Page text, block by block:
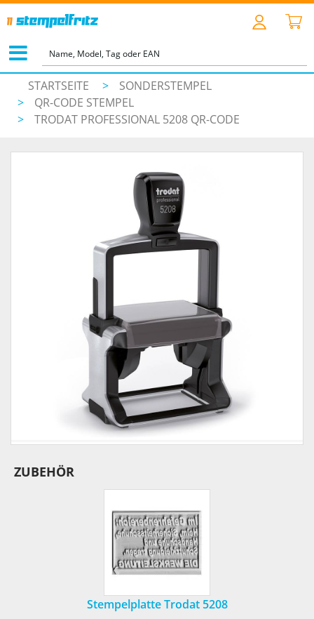
STARTSEITE >
SONDERSTEMPEL
>
QR-CODE STEMPEL
>
TRODAT PROFESSIONAL 5208 QR-CODE
ZUBEHÖR
Stempelplatte Trodat 5208